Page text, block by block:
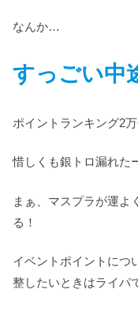
なんか…
すっごい中
ポイントランキング2
惜しくも銀トロ漏れた
まぁ、マスプラが運よ
る！
イベントポイントにつ
整したいときはライパ